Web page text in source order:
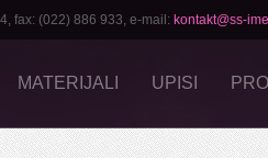
fax: (022) 886 933, e-mail: kontakt@ss-
MATERIJALI UPISI